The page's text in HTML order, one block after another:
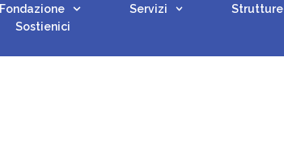
Fondazione Servizi Strutture
Sostienici